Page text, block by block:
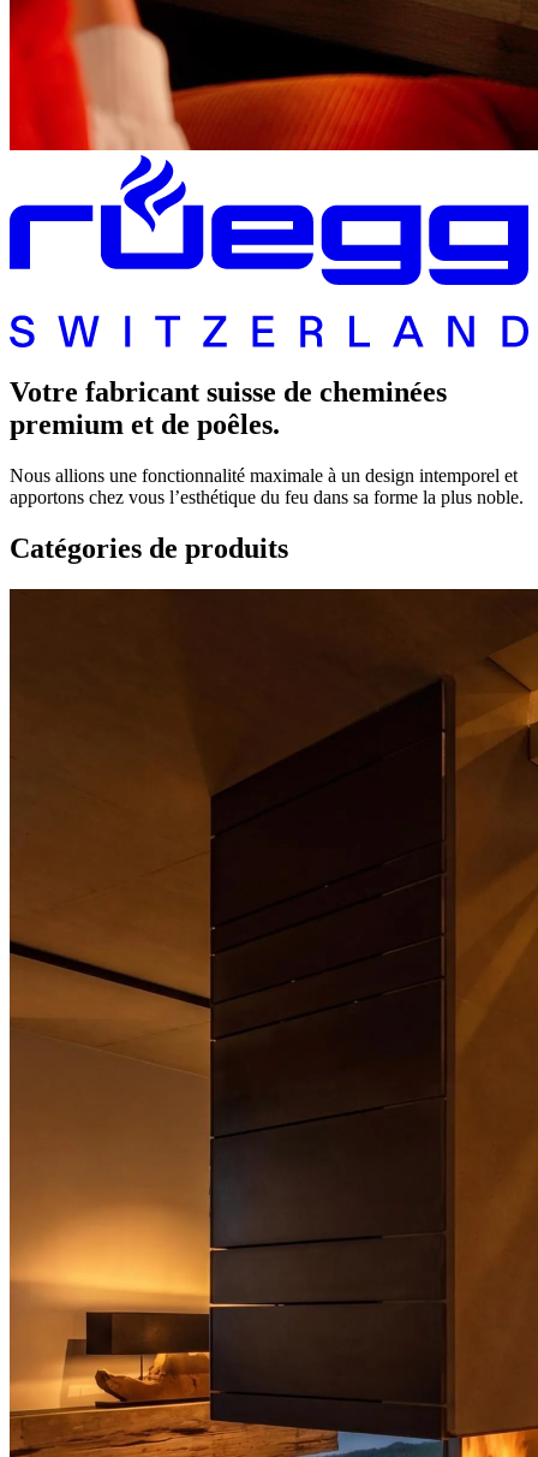
Votre fabricant suisse de cheminées
premium et de poêles.
Nous allions une fonctionnalité maximale à un design intemporel et
apportons chez vous l’esthétique du feu dans sa forme la plus noble.
Catégories de produits